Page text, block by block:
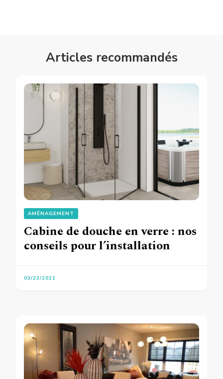
Articles recommandés
AMÉNAGEMENT
Cabine de douche en verre : nos
conseils pour l’installation
03/23/2021